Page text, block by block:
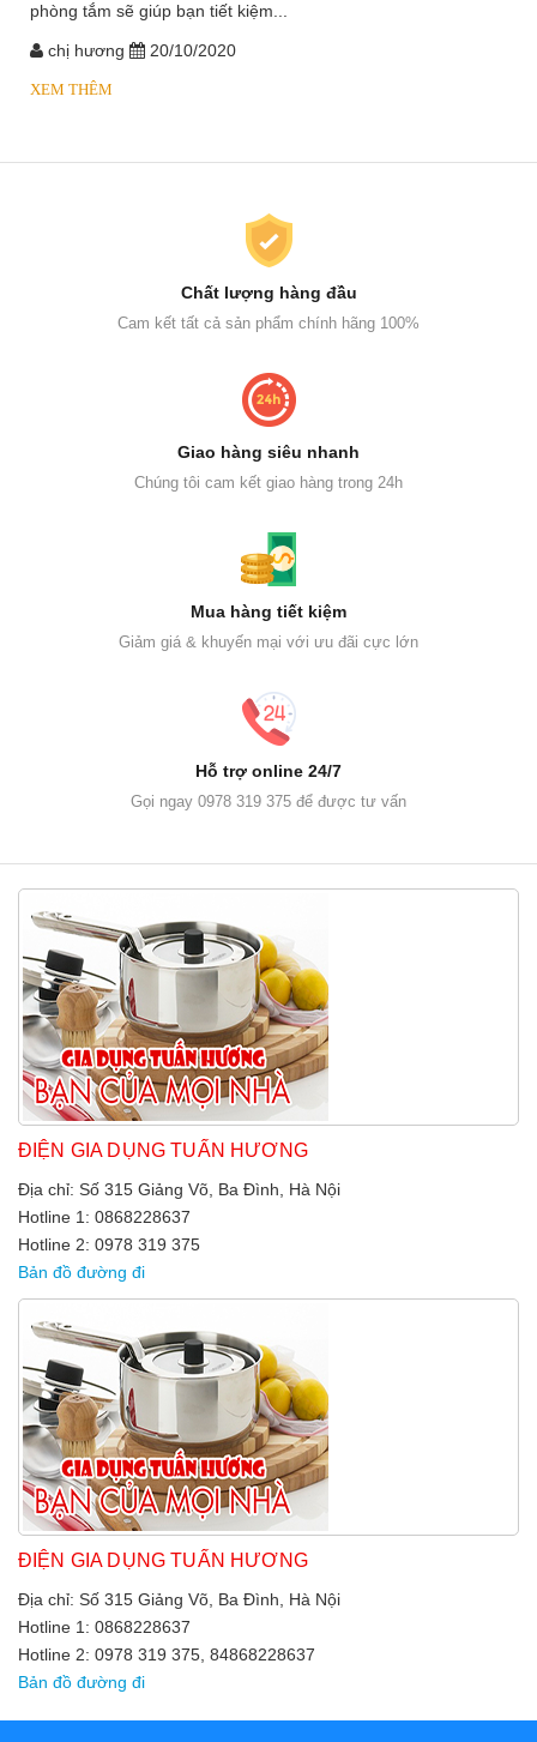
phòng tắm sẽ giúp bạn tiết kiệm...
chị hương 20/10/2020
XEM THÊM
Chất lượng hàng đầu
Cam kết tất cả sản phẩm chính hãng 100%
Giao hàng siêu nhanh
Chúng tôi cam kết giao hàng trong 24h
Mua hàng tiết kiệm
Giảm giá & khuyến mại với ưu đãi cực lớn
Hỗ trợ online 24/7
Gọi ngay 0978 319 375 để được tư vấn
ĐIỆN GIA DỤNG TUẤN HƯƠNG
Địa chỉ: Số 315 Giảng Võ, Ba Đình, Hà Nội
Hotline 1: 0868228637
Hotline 2: 0978 319 375
Bản đồ đường đi
ĐIỆN GIA DỤNG TUẤN HƯƠNG
Địa chỉ: Số 315 Giảng Võ, Ba Đình, Hà Nội
Hotline 1: 0868228637
Hotline 2: 0978 319 375, 84868228637
Bản đồ đường đi